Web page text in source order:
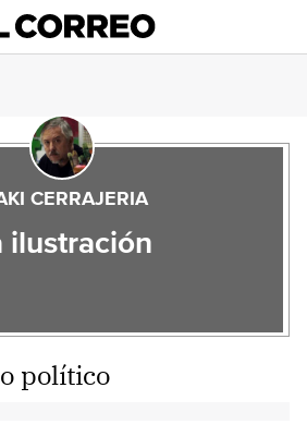
CERRAJERIA
ilustración
político